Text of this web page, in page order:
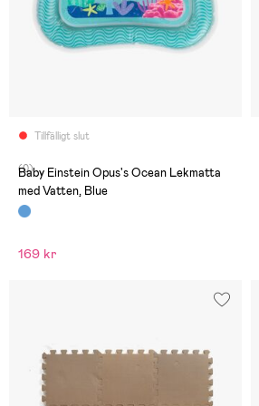
Tillfälligt slut
(0)
Baby Einstein Opus's Ocean Lekmatta
med Vatten, Blue
169 kr